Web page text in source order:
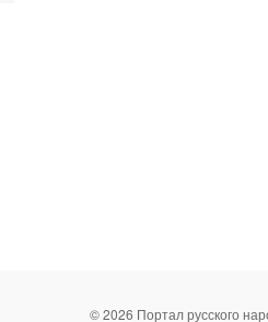
© 2026 Портал русского